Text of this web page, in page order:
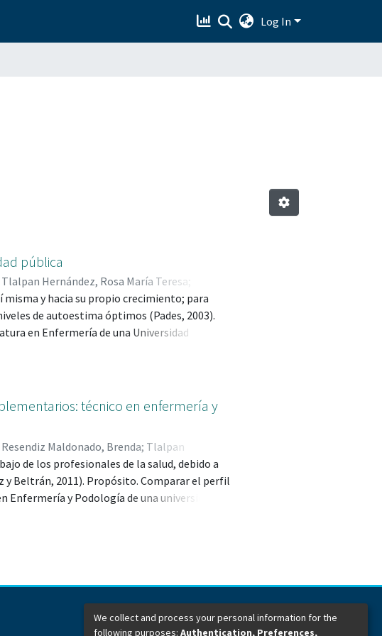
Log In
pública
Tlalpan Hernández, Rosa María Teresa
Claudia; 0000-0001-8370-8458;Nájera
0001-5508-3673
y hacia su propio crecimiento; para
de autoestima óptimos (Pades, 2003).
en Enfermería de una Universidad
técnico en enfermería y
Resendiz Maldonado, Brenda; Tlalpan
Claudia; 0000-0001-8370-8458 ;Nájera
0001-5508-3673
de los profesionales de la salud, debido a
y Beltrán, 2011). Propósito. Comparar el perfil
y Podología de una universidad
Dirección General de Bibliotecas
We collect and process your personal information for the
following purposes: Authentication, Preferences,